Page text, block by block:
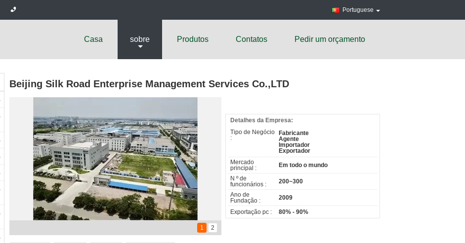
Portuguese
Casa sobre Produtos Contatos Pedir um orçamento
Beijing Silk Road Enterprise Management Services Co.,LTD
1 2
Detalhes da Empresa:
Tipo de Negócio
:
Fabricante
Agente
Importador
Exportador
Mercado
principal :
Em todo o mundo
N º de
funcionários :
200~300
Ano de
Fundação :
2009
Exportação pc : 80% - 90%